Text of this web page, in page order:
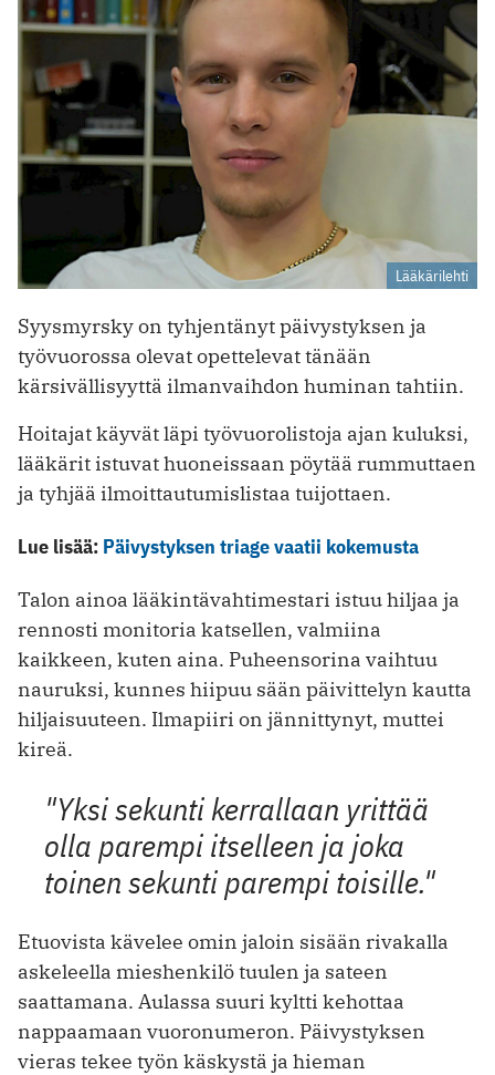
Lääkärilehti
Syysmyrsky on tyhjentänyt päivystyksen ja
työvuorossa olevat opettelevat tänään
kärsivällisyyttä ilmanvaihdon huminan tahtiin.
Hoitajat käyvät läpi työvuorolistoja ajan kuluksi,
lääkärit istuvat huoneissaan pöytää rummuttaen
ja tyhjää ilmoittautumislistaa tuijottaen.
Lue lisää: Päivystyksen triage vaatii kokemusta
Talon ainoa lääkintävahtimestari istuu hiljaa ja
rennosti monitoria katsellen, valmiina
kaikkeen, kuten aina. Puheensorina vaihtuu
nauruksi, kunnes hiipuu sään päivittelyn kautta
hiljaisuuteen. Ilmapiiri on jännittynyt, muttei
kireä.
"Yksi sekunti kerrallaan yrittää
olla parempi itselleen ja joka
toinen sekunti parempi toisille."
Etuovista kävelee omin jaloin sisään rivakalla
askeleella mieshenkilö tuulen ja sateen
saattamana. Aulassa suuri kyltti kehottaa
nappaamaan vuoronumeron. Päivystyksen
vieras tekee työn käskystä ja hieman